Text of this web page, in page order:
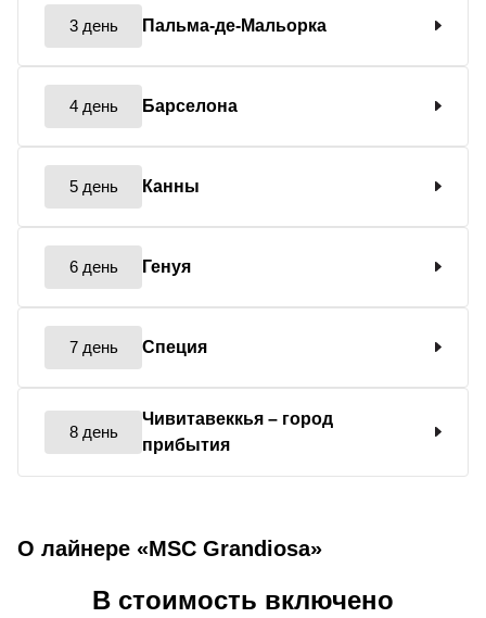
3 день Пальма-де-Мальорка
4 день Барселона
5 день Канны
6 день Генуя
7 день Специя
8 день
Чивитавеккья – город
прибытия
О лайнере «MSC Grandiosa»
В стоимость включено